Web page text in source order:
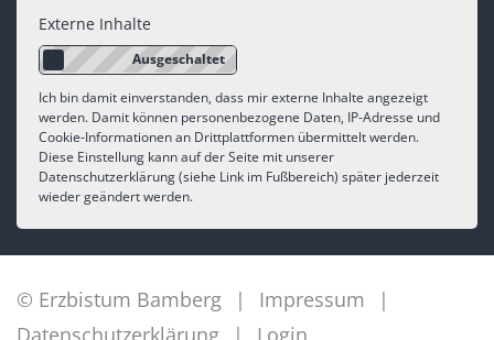
Externe Inhalte
Ich bin damit einverstanden, dass mir externe Inhalte angezeigt
werden. Damit können personenbezogene Daten, IP-Adresse und
Cookie-Informationen an Drittplattformen übermittelt werden.
Diese Einstellung kann auf der Seite mit unserer
Datenschutzerklärung (siehe Link im Fußbereich) später jederzeit
wieder geändert werden.
© Erzbistum Bamberg
Impressum
Datenschutzerklärung
Login